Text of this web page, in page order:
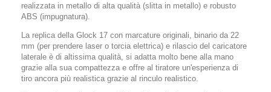
realizzata in metallo di alta qualità (slitta in metallo) e robusto
ABS (impugnatura).
La replica della Glock 17 con marcature originali, binario da 22
mm (per prendere laser o torcia elettrica) e rilascio del caricatore
laterale è di altissima qualità, si adatta molto bene alla mano
grazie alla sua compattezza e offre al tiratore un'esperienza di
tiro ancora più realistica grazie al rinculo realistico.